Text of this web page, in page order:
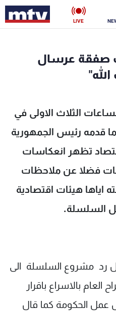
LIVE
صفقة عرسال
الثلاث الاولى في
قدمه رئيس الجمهورية
تظهر انعكاسات
فضلا عن ملاحظات
هيئات اقتصادية
السلسلة.
رد مشروع السلسلة الى
بالاسراع باقرار
عمل الحكومة كما قال
فن
معنا
الإسـتخدام